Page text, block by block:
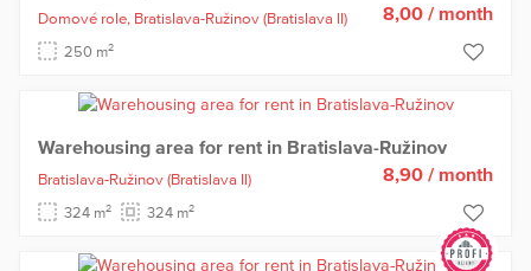
Domové role, Bratislava-Ružinov (Bratislava II)
250 m2
8,00 / month
Warehousing area for rent in Bratislava-Ružinov
Bratislava-Ružinov (Bratislava II)
324 m2 324 m2
8,90 / month